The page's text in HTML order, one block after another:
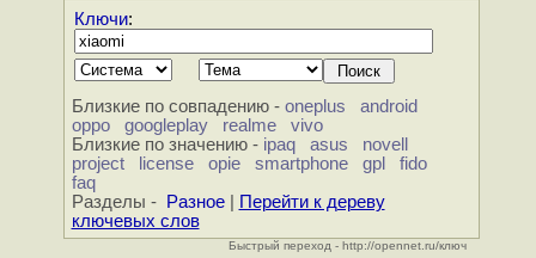
Ключи:
Близкие по совпадению - oneplus
android
oppo
googleplay realme
vivo
Близкие по значению - ipaq asus
novell
project
license opie smartphone gpl
fido
faq
Разделы -
Разное|
Перейти к дереву
ключевых слов
Быстрый переход - http://opennet.ru/ключ